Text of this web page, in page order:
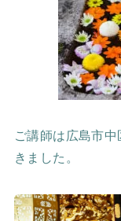
ご講師は広島市
きました。